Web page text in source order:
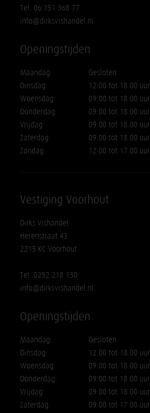
Tel. 06 151 368 77
info@dirksvishandel.nl
Openingstijden
Maandag:
Gesloten
Dinsdag:
12.00 tot 18.00 uur
Woensdag:
09.00 tot 18.00 uur
Donderdag:
09.00 tot 18.00 uur
Vrijdag:
09.00 tot 18.00 uur
Zaterdag:
09.00 tot 18.00 uur
Zondag:
12.00 tot 17.00 uur
Vestiging Voorhout
Dirks Vishandel
Herenstraat 43
2215 KC Voorhout
Tel. 0252 218 130
info@dirksvishandel.nl
Openingstijden
Maandag:
Gesloten
Dinsdag:
12.00 tot 18.00 uur
Woensdag:
09.00 tot 18.00 uur
Donderdag:
09.00 tot 18.00 uur
Vrijdag:
09.00 tot 18.00 uur
Zaterdag:
09.00 tot 17.00 uur